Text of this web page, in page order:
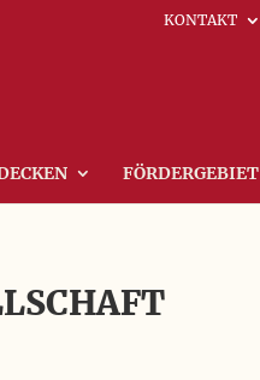
KONTAKT
FÖRDERGEBIET